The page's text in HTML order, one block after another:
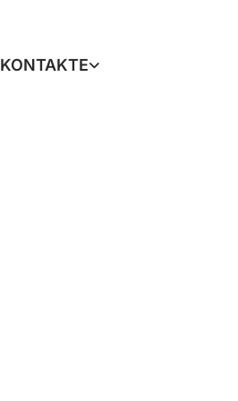
KONTAKTE